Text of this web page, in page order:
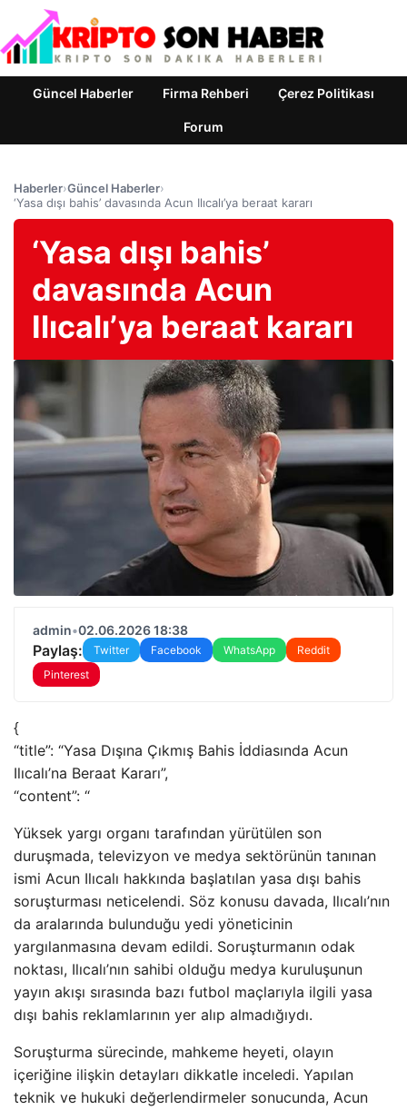
Güncel Haberler Firma Rehberi Çerez Politikası
Forum
Haberler›Güncel Haberler›
‘Yasa dışı bahis’ davasında Acun Ilıcalı’ya beraat kararı
‘Yasa dışı bahis’
davasında Acun
Ilıcalı’ya beraat kararı
admin•02.06.2026 18:38
Paylaş: Twitter Facebook WhatsApp
Reddit
Pinterest
{
“title”: “Yasa Dışına Çıkmış Bahis İddiasında Acun
Ilıcalı’na Beraat Kararı”,
“content”: “
Yüksek yargı organı tarafından yürütülen son
duruşmada, televizyon ve medya sektörünün tanınan
ismi Acun Ilıcalı hakkında başlatılan yasa dışı bahis
soruşturması neticelendi. Söz konusu davada, Ilıcalı’nın
da aralarında bulunduğu yedi yöneticinin
yargılanmasına devam edildi. Soruşturmanın odak
noktası, Ilıcalı’nın sahibi olduğu medya kuruluşunun
yayın akışı sırasında bazı futbol maçlarıyla ilgili yasa
dışı bahis reklamlarının yer alıp almadığıydı.
Soruşturma sürecinde, mahkeme heyeti, olayın
içeriğine ilişkin detayları dikkatle inceledi. Yapılan
teknik ve hukuki değerlendirmeler sonucunda, Acun